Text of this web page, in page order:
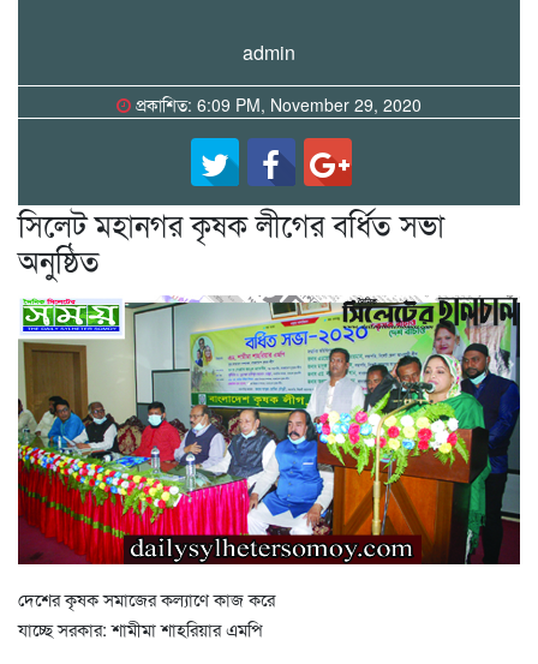
admin
প্রকাশিত: 6:09 PM, November 29, 2020
সিলেট মহানগর কৃষক লীগের বর্ধিত সভা
অনুষ্ঠিত
দেশের কৃষক সমাজের কল্যাণে কাজ করে
যাচ্ছে সরকার: শামীমা শাহরিয়ার এমপি